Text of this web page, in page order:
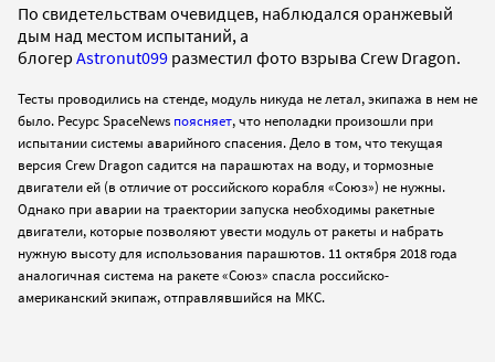
По свидетельствам очевидцев, наблюдался оранжевый
дым над местом испытаний, а
блогер Astronut099 разместил фото взрыва Crew Dragon.
Тесты проводились на стенде, модуль никуда не летал, экипажа в нем не
было. Ресурс SpaceNews поясняет, что неполадки произошли при
испытании системы аварийного спасения. Дело в том, что текущая
версия Crew Dragon садится на парашютах на воду, и тормозные
двигатели ей (в отличие от российского корабля «Союз») не нужны.
Однако при аварии на траектории запуска необходимы ракетные
двигатели, которые позволяют увести модуль от ракеты и набрать
нужную высоту для использования парашютов. 11 октября 2018 года
аналогичная система на ракете«Союз» спасла российско-
американский экипаж, отправлявшийся на МКС.